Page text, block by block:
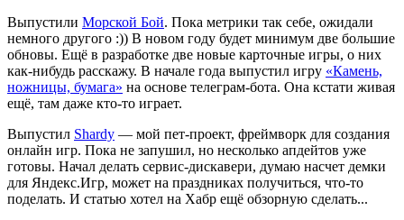
Выпустили Морской Бой. Пока метрики так себе, ожидали
немного другого :)) В новом году будет минимум две большие
обновы. Ещё в разработке две новые карточные игры, о них
как-нибудь расскажу. В начале года выпустил игру «Камень,
ножницы, бумага» на основе телеграм-бота. Она кстати живая
ещё, там даже кто-то играет.
Выпустил Shardy — мой пет-проект, фреймворк для создания
онлайн игр. Пока не запушил, но несколько апдейтов уже
готовы. Начал делать сервис-дискавери, думаю насчет демки
для Яндекс.Игр, может на праздниках получиться, что-то
поделать. И статью хотел на Хабр ещё обзорную сделать...